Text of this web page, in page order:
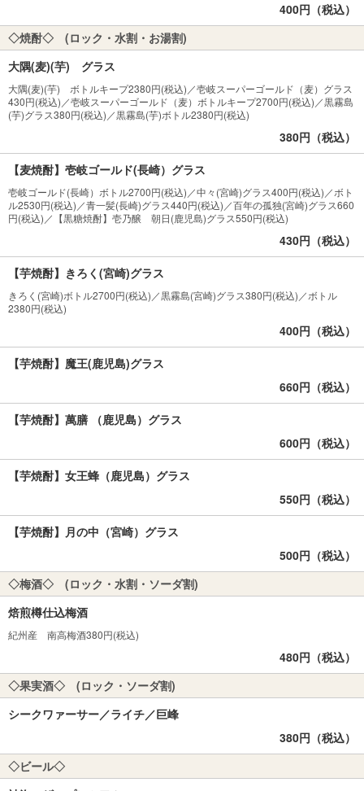
400円（税込）
◇焼酎◇ (ロック・水割・お湯割)
大隅(麦)(芋) グラス
大隅(麦)(芋) ボトルキープ2380円(税込)／壱岐スーパーゴールド（麦）グラス
430円(税込)／壱岐スーパーゴールド（麦）ボトルキープ2700円(税込)／黒霧島
(芋)グラス380円(税込)／黒霧島(芋)ボトル2380円(税込)
380円（税込）
【麦焼酎】壱岐ゴールド(長崎）グラス
壱岐ゴールド(長崎）ボトル2700円(税込)／中々(宮崎)グラス400円(税込)／ボト
ル2530円(税込)／青一髪(長崎)グラス440円(税込)／百年の孤独(宮崎)グラス660
円(税込)／【黒糖焼酎】壱乃醸 朝日(鹿児島)グラス550円(税込)
430円（税込）
【芋焼酎】きろく(宮崎)グラス
きろく(宮崎)ボトル2700円(税込)／黒霧島(宮崎)グラス380円(税込)／ボトル
2380円(税込)
400円（税込）
【芋焼酎】魔王(鹿児島)グラス
660円（税込）
【芋焼酎】萬膳 （鹿児島）グラス
600円（税込）
【芋焼酎】女王蜂（鹿児島）グラス
550円（税込）
【芋焼酎】月の中（宮崎）グラス
500円（税込）
◇梅酒◇ (ロック・水割・ソーダ割)
焙煎樽仕込梅酒
紀州産 南高梅酒380円(税込)
480円（税込）
◇果実酒◇ (ロック・ソーダ割)
シークワァーサー／ライチ／巨峰
380円（税込）
◇ビール◇